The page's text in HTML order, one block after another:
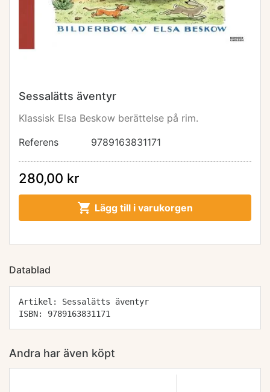
Sessalätts äventyr
Klassisk Elsa Beskow berättelse på rim.
Referens
9789163831171
280,00 kr
 Lägg till i varukorgen
Datablad
Artikel: Sessalätts äventyr
ISBN: 9789163831171
Andra har även köpt